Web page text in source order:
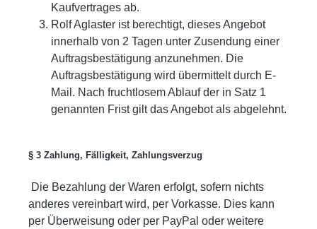
Kaufvertrages ab.
Rolf Aglaster ist berechtigt, dieses Angebot
innerhalb von 2 Tagen unter Zusendung einer
Auftragsbestätigung anzunehmen. Die
Auftragsbestätigung wird übermittelt durch E-
Mail. Nach fruchtlosem Ablauf der in Satz 1
genannten Frist gilt das Angebot als abgelehnt.
§ 3 Zahlung, Fälligkeit, Zahlungsverzug
Die Bezahlung der Waren erfolgt, sofern nichts
anderes vereinbart wird, per Vorkasse. Dies kann
per Überweisung oder per PayPal oder weitere